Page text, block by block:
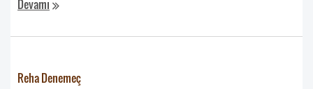
Devamı
Reha Denemeç